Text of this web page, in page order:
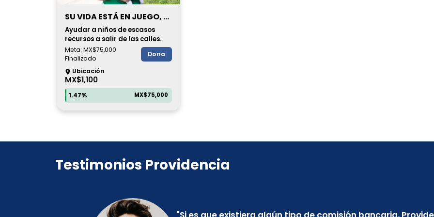
SU VIDA ESTÁ EN JUEGO, CAMBIA SU MUNDO
Ayudar a niños de escasos
recursos a salir de las calles.
Meta: MX$75,000
Finalizado
Dona
Ubicación
MX$1,100
1.47% MX$75,000
Testimonios Providencia